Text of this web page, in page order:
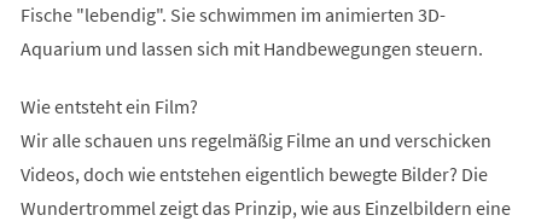
Fische "lebendig". Sie schwimmen im animierten 3D-
Aquarium und lassen sich mit Handbewegungen steuern.
Wie entsteht ein Film?
Wir alle schauen uns regelmäßig Filme an und verschicken
Videos, doch wie entstehen eigentlich bewegte Bilder? Die
Wundertrommel zeigt das Prinzip, wie aus Einzelbildern eine